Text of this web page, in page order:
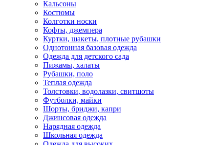
Кальсоны
Костюмы
Колготки носки
Кофты, джемпера
Куртки, шакеты, плотные рубашки
Однотонная базовая одежда
Одежда для детского сада
Пижамы, халаты
Рубашки, поло
Теплая одежда
Толстовки, водолазки, свитшоты
Футболки, майки
Шорты, бриджи, капри
Джинсовая одежда
Нарядная одежда
Школьная одежда